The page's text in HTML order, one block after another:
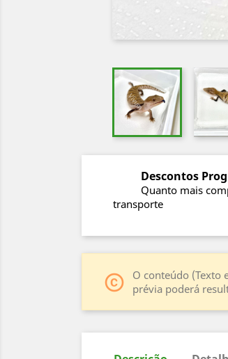
Descontos
Quanto mais
transporte
copyright
O conteúdo (Texto
prévia poderá